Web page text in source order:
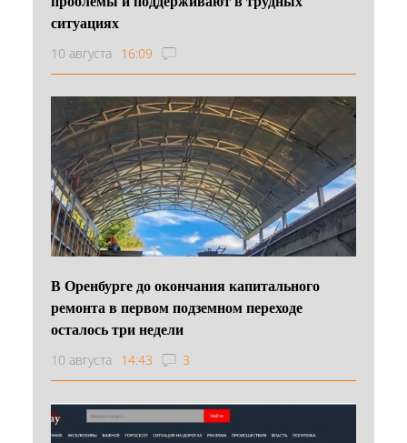
ситуациях
10 августа 16:09
В Оренбурге до окончания капитального
ремонта в первом подземном переходе
осталось три недели
10 августа 14:43 3